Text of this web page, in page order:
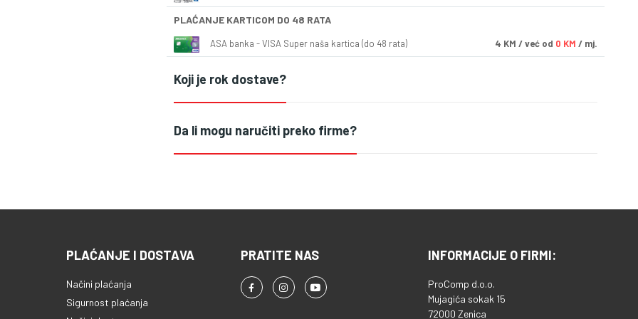
PLAĆANJE KARTICOM DO 48 RATA
ASA banka - VISA Super naša kartica (do 48 rata) 4 KM / već od 0 KM / mj.
Koji je rok dostave?
Da li mogu naručiti preko firme?
PLAĆANJE I DOSTAVA
Načini plaćanja
Sigurnost plaćanja
PRATITE NAS INFORMACIJE O FIRMI:
ProComp d.o.o.
Mujagića sokak 15
72000 Zenica